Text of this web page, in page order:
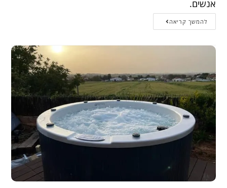
אנשים.
להמשך קריאה